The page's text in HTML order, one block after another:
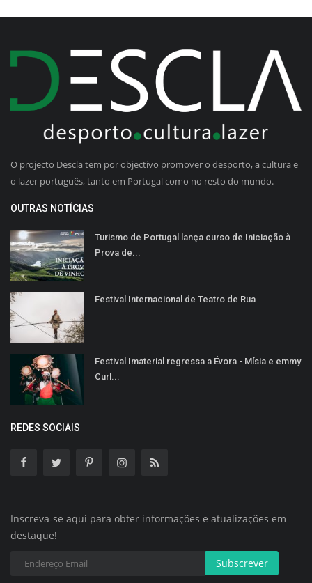
O projecto Descla tem por objectivo promover o desporto, a cultura e
o lazer português, tanto em Portugal como no resto do mundo.
OUTRAS NOTÍCIAS
Turismo de Portugal lança curso de Iniciação à
Prova de...
Festival Internacional de Teatro de Rua
Festival Imaterial regressa a Évora - Mísia e emmy
Curl...
REDES SOCIAIS
Inscreva-se aqui para obter informações e atualizações em
destaque!
Subscrever